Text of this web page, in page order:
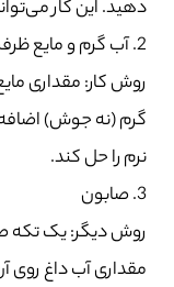
دهید. این کار
2. آب گرم و مایع ظرفشویی
روش کار: مقداری
گرم (نه جوش) اضافه
نرم را حل کند.
3. صابون
روش دیگر: یک تکه
مقداری آب داغ روی